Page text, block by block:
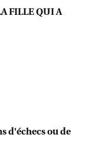
FILLE QUI A
d'échecs ou de